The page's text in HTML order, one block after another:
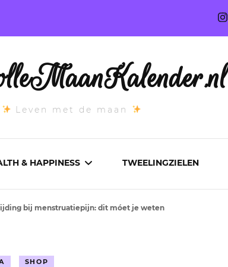
Leven met de maan
& HAPPINESS TWEELINGZIELEN
bij menstruatiepijn: dit móet je weten
SHOP